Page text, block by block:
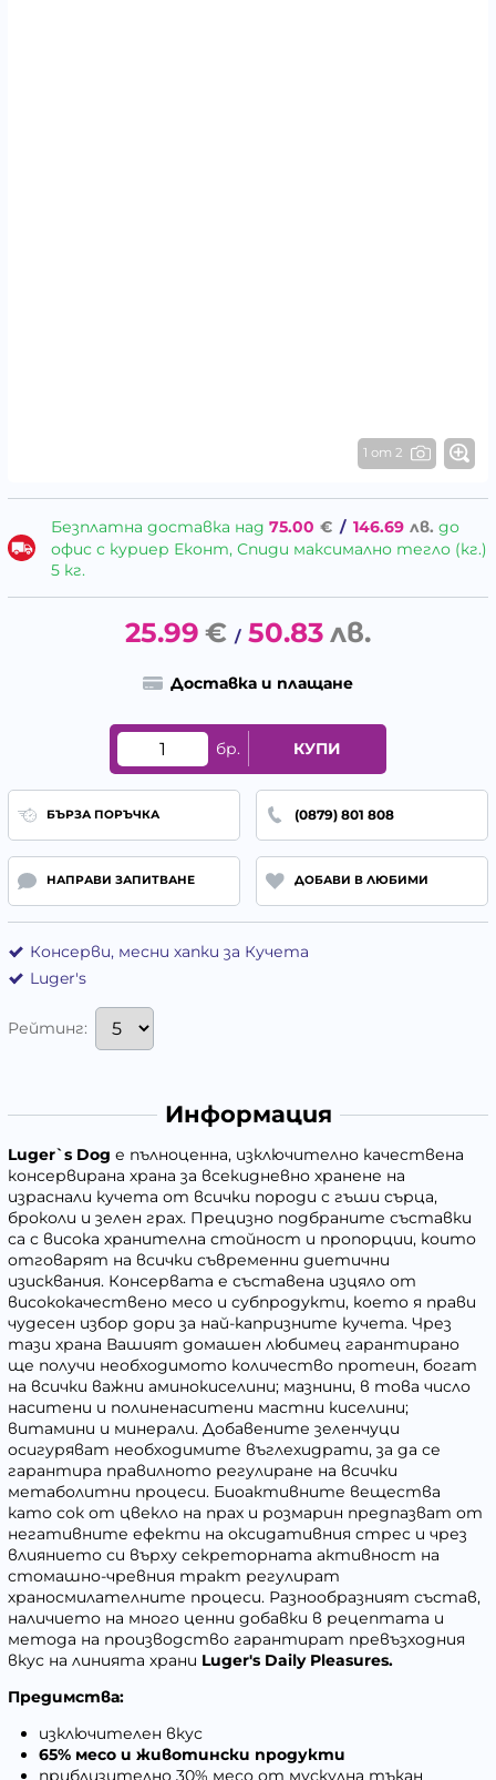
1 от 2
Безплатна доставка над 75.00 € / 146.69 лв. до
офис с куриер Еконт, Спиди максимално тегло (кг.)
5 кг.
25.99 € / 50.83 лв.
Доставка и плащане
бр. КУПИ
БЪРЗА ПОРЪЧКА (0879) 801 808
НАПРАВИ ЗАПИТВАНЕ ДОБАВИ В ЛЮБИМИ
Консерви, месни хапки за Кучета
Luger's
Рейтинг:
Информация
Luger`s Dog е пълноценна, изключително качествена
консервирана храна за всекидневно хранене на
израснали кучета от всички породи с гъши сърца,
броколи и зелен грах. Прецизно подбраните съставки
са с висока хранителна стойност и пропорции, които
отговарят на всички съвременни диетични
изисквания. Консервата е съставена изцяло от
висококачествено месо и субпродукти, което я прави
чудесен избор дори за най-капризните кучета. Чрез
тази храна Вашият домашен любимец гарантирано
ще получи необходимото количество протеин, богат
на всички важни аминокиселини; мазнини, в това число
наситени и полиненаситени мастни киселини;
витамини и минерали. Добавените зеленчуци
осигуряват необходимите въглехидрати, за да се
гарантира правилното регулиране на всички
метаболитни процеси. Биоактивните вещества
като сок от цвекло на прах и розмарин предпазват от
негативните ефекти на оксидативния стрес и чрез
влиянието си върху секреторната активност на
стомашно-чревния тракт регулират
храносмилателните процеси. Разнообразният състав,
наличието на много ценни добавки в рецептата и
метода на производство гарантират превъзходния
вкус на линията храни Luger's Daily Pleasures.
Предимства:
изключителен вкус
65% месо и животински продукти
приблизително 30% месо от мускулна тъкан